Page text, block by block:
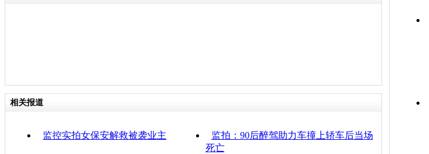
相关报道
监控实拍女保安解救被袭业主
监拍：90后醉驾助力车撞上轿车后当场
死亡